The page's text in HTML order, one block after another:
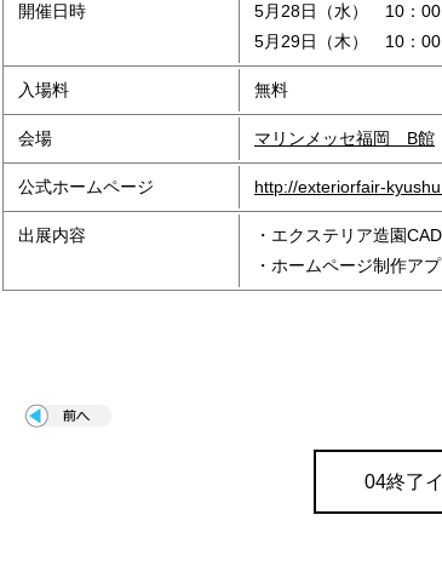
開催日時
5月28日（水） 10：00
5月29日（木） 10：00
入場料 無料
会場 マリンメッセ福岡 B館
公式ホームページ http://exteriorfair-
出展内容 ・エクステリア造園
・ホームページ制作ア
04終了